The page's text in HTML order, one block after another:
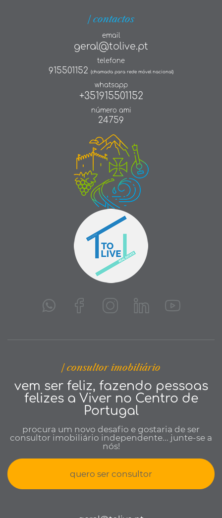
| contactos
email
geral@tolive.pt
telefone
915501152 (chamada para rede móvel nacional)
whatsapp
+351915501152
número ami
24759
| consultor imobiliário
vem ser feliz, fazendo pessoas
felizes a Viver no Centro de
Portugal
procura um novo desafio e gostaria de ser
consultor imobiliário independente... junte-se a
nós!
quero ser consultor